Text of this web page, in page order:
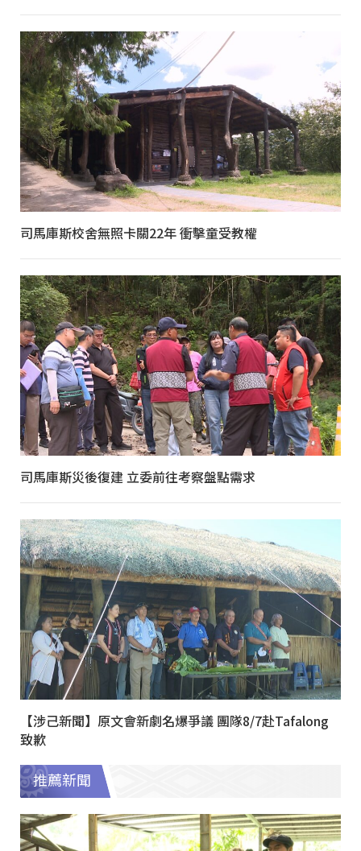
司馬庫斯校舍無照卡關22年 衝擊童受教權
司馬庫斯災後復建 立委前往考察盤點需求
【涉己新聞】原文會新劇名爆爭議 團隊8/7赴Tafalong
致歉
推薦新聞